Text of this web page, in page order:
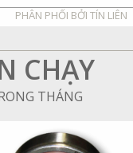
PHÂN PHỐI BỞI TÍN LIÊN
CHẠY
THÁNG